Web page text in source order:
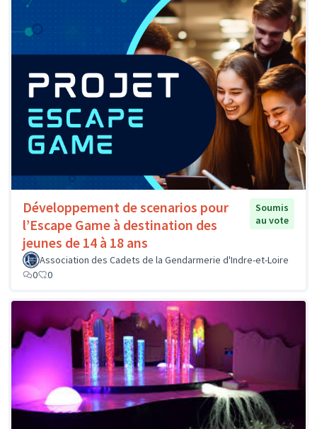
Développement de scenarios pour
l’Escape Game à destination des
jeunes de 14 à 18 ans
Soumis
au vote
Association des Cadets de la Gendarmerie d'Indre-et-Loire
0
0